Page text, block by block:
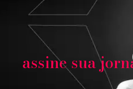
assine sua